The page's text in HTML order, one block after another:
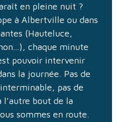
en pleine nuit ?
à Albertville ou dans
(Hauteluce,
chaque minute
pouvoir intervenir
la journée. Pas de
pas de
bout de la
sommes en route.